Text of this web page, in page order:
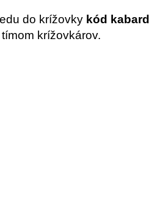
do krížovky kód
krížovkárov.